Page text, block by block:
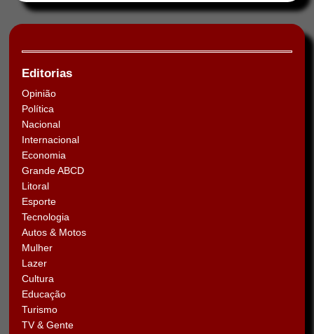
Editorias
Opinião
Política
Nacional
Internacional
Economia
Grande ABCD
Litoral
Esporte
Tecnologia
Autos & Motos
Mulher
Lazer
Cultura
Educação
Turismo
TV & Gente